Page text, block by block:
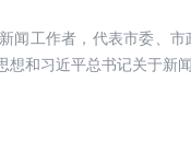
闻工作者，代表市委、
想和习近平总书记关于新